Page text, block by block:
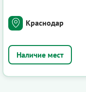
Краснодар